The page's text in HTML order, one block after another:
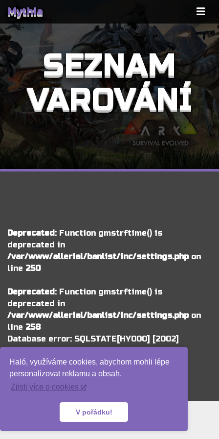
Haló, využíváme cookies, abychom mohli lépe
personalizovat reklamu a obsah.
Zjisti více o cookies
V pořádku!
Mythia
SEZNAM
VAROVÁNÍ
Deprecated: Function gmstrftime() is
deprecated in
/var/www/allerial/banlist/inc/settings.phpon
line 250
Deprecated: Function gmstrftime() is
deprecated in
/var/www/allerial/banlist/inc/settings.phpon
line 258
Database error: SQLSTATE[HY000] [2002]